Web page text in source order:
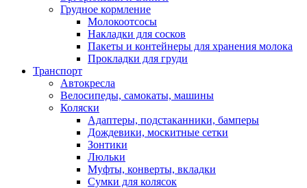
Грудное кормление
Молокоотсосы
Накладки для сосков
Пакеты и контейнеры для хранения молока
Прокладки для груди
Транспорт
Автокресла
Велосипеды, самокаты, машины
Коляски
Адаптеры, подстаканники, бамперы
Дождевики, москитные сетки
Зонтики
Люльки
Муфты, конверты, вкладки
Сумки для колясок